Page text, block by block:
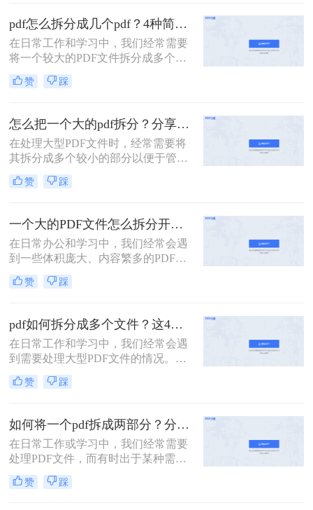
出来呢？本文将介绍三种将PDF的一
部分拆分出来的方法。
pdf怎么拆分成几个pdf？4种简单方法分享~
在日常工作和学习中，我们经常需要
将一个较大的PDF文件拆分成多个较
小的PDF文件，以便于管理和分享。
那么pdf怎么拆分成几个pdf呢？以下
法，帮助用户轻松完成拆分任务。
赞 踩
怎么把一个大的pdf拆分？分享三种分割文件的方法！
在处理大型PDF文件时，经常需要将
其拆分成多个较小的部分以便于管
理、分享或分别处理不同的章节。无
论是学术研究、项目管理还是日常办
非常实用的技能。以下是一篇关于怎
么把一个大的pdf拆分的详细指南。
赞 踩
一个大的PDF文件怎么拆分开成几个文件？这三种PDF拆分方法轻松搞定！
在日常办公和学习中，我们经常会遇
到一些体积庞大、内容繁多的PDF文
件。这些文件可能包含多个章节、报
告或文档，但出于某种需要，我们可
便于分享、存储或阅读。那么一个大
的PDF文件怎么拆分开成几个文件
呢？本文将为您介绍几种实用的方
法，帮助您轻松将一个大的PDF文件
拆分成多个文件。
赞 踩
pdf如何拆分成多个文件？这4种方法教你轻松拆分！
在日常工作和学习中，我们经常会遇
到需要处理大型PDF文件的情况。有
时，为了方便管理、分享或仅需要文
件中的某一部分内容，我们需要将
如何拆分成多个文件呢？本文将详细
介绍几种常用的PDF拆分方法，帮助
您轻松实现PDF文件的分割。
赞 踩
如何将一个pdf拆成两部分？分享这三个轻松拆分方法！
在日常工作或学习中，我们经常需要
处理PDF文件，而有时出于某种需
要，我们可能希望将一个较大的PDF
文件拆分成几个较小的部分。那么如
赞 踩